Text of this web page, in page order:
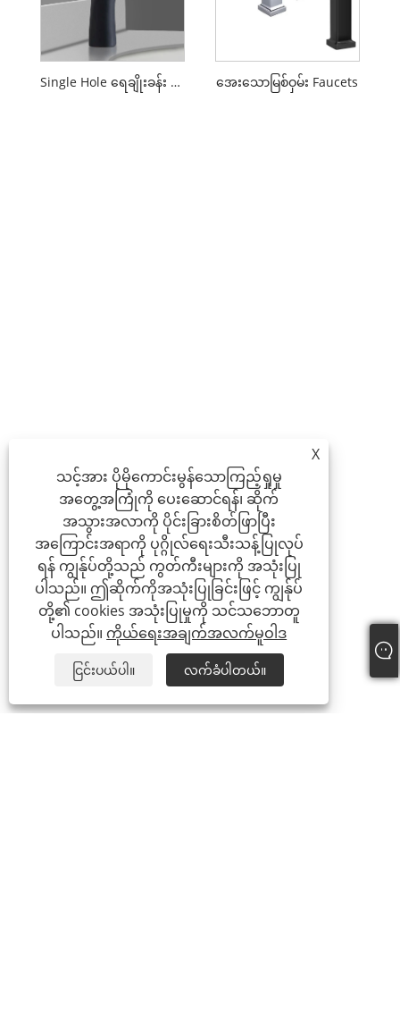
Single Hole ရေချိုးခန်း Faucets အေးသောမြစ်ဝှမ်း Faucets
X
သင့်အား ပိုမိုကောင်းမွန်သောကြည့်ရှုမှု
အတွေ့အကြုံကို ပေးဆောင်ရန်၊ ဆိုက်
အသွားအလာကို ပိုင်းခြားစိတ်ဖြာပြီး
အကြောင်းအရာကို ပုဂ္ဂိုလ်ရေးသီးသန့်ပြုလုပ်
ရန် ကျွန်ုပ်တို့သည် ကွတ်ကီးများကို အသုံးပြု
ပါသည်။ ဤဆိုက်ကိုအသုံးပြုခြင်းဖြင့် ကျွန်ုပ်
တို့၏ cookies အသုံးပြုမှုကို သင်သဘောတူ
ပါသည်။ ကိုယ်ရေးအချက်အလက်မူဝါဒ
ငြင်းပယ်ပါ။ လက်ခံပါတယ်။